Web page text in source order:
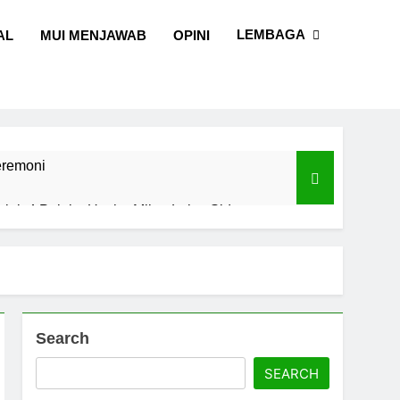
MUI MENJAWAB OPINI LEMBAGA
4 Pelaku Usaha Mikro Lulus Sidang
Selatan
dan Sains
Search
SEARCH